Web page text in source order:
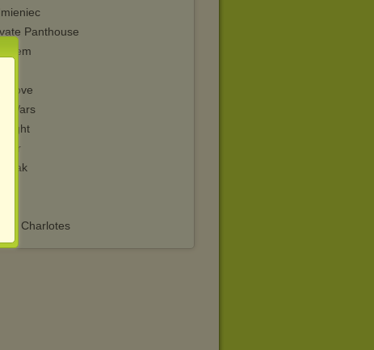
Panthouse
Love
Wars
Charlotes